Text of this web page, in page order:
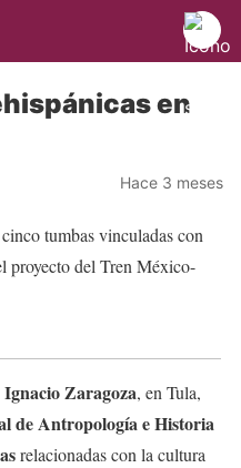
en
Hace 3 meses
Zaragoza, en Tula,
de Antropología e Historia
relacionadas con la cultura